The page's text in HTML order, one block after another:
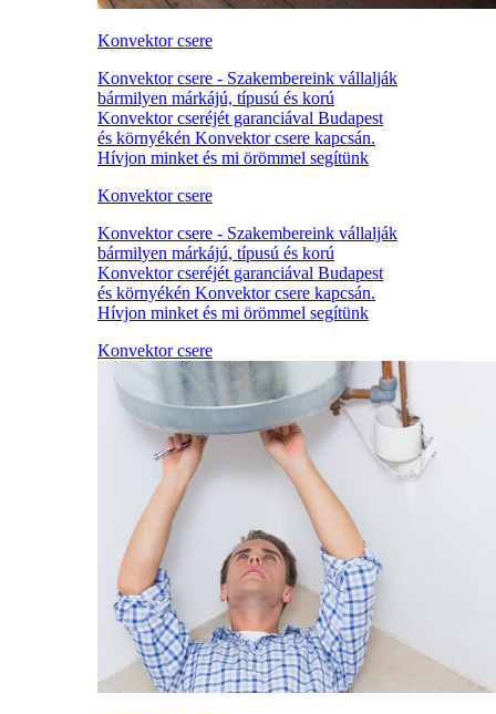
Konvektor csere
Konvektor csere - Szakembereink vállalják
bármilyen márkájú, típusú és korú
Konvektor cseréjét garanciával Budapest
és környékén Konvektor csere kapcsán.
Hívjon minket és mi örömmel segítünk
Konvektor csere
Konvektor csere - Szakembereink vállalják
bármilyen márkájú, típusú és korú
Konvektor cseréjét garanciával Budapest
és környékén Konvektor csere kapcsán.
Hívjon minket és mi örömmel segítünk
Konvektor csere